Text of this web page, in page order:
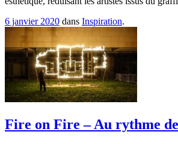
6 janvier 2020 dans Inspiration.
Fire on Fire – Au rythme